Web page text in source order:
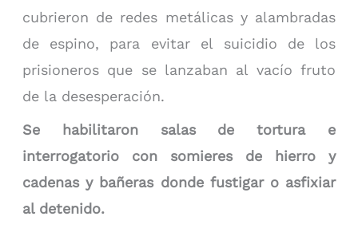
cubrieron de redes metálicas y alambradas
de espino, para evitar el suicidio de los
prisioneros que se lanzaban al vacío fruto
de la desesperación.
Se habilitaron salas de tortura e
interrogatorio con somieres de hierro y
cadenas y bañeras donde fustigar o asfixiar
al detenido.